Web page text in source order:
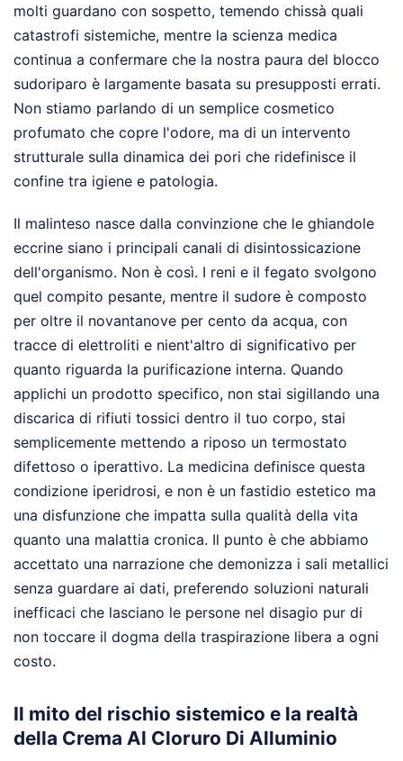
molti guardano con sospetto, temendo chissà quali
catastrofi sistemiche, mentre la scienza medica
continua a confermare che la nostra paura del blocco
sudoriparo è largamente basata su presupposti errati.
Non stiamo parlando di un semplice cosmetico
profumato che copre l'odore, ma di un intervento
strutturale sulla dinamica dei pori che ridefinisce il
confine tra igiene e patologia.
Il malinteso nasce dalla convinzione che le ghiandole
eccrine siano i principali canali di disintossicazione
dell'organismo. Non è così. I reni e il fegato svolgono
quel compito pesante, mentre il sudore è composto
per oltre il novantanove per cento da acqua, con
tracce di elettroliti e nient'altro di significativo per
quanto riguarda la purificazione interna. Quando
applichi un prodotto specifico, non stai sigillando una
discarica di rifiuti tossici dentro il tuo corpo, stai
semplicemente mettendo a riposo un termostato
difettoso o iperattivo. La medicina definisce questa
condizione iperidrosi, e non è un fastidio estetico ma
una disfunzione che impatta sulla qualità della vita
quanto una malattia cronica. Il punto è che abbiamo
accettato una narrazione che demonizza i sali metallici
senza guardare ai dati, preferendo soluzioni naturali
inefficaci che lasciano le persone nel disagio pur di
non toccare il dogma della traspirazione libera a ogni
costo.
Il mito del rischio sistemico e la realtà
della Crema Al Cloruro Di Alluminio